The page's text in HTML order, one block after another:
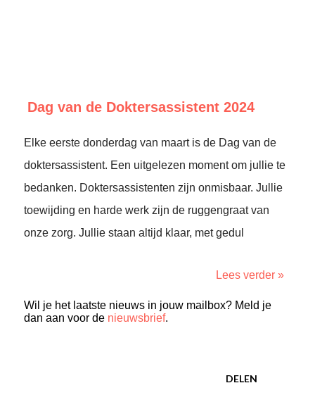
Dag van de Doktersassistent 2024
Elke eerste donderdag van maart is de Dag van de
doktersassistent. Een uitgelezen moment om jullie te
bedanken. Doktersassistenten zijn onmisbaar. Jullie
toewijding en harde werk zijn de ruggengraat van
onze zorg. Jullie staan altijd klaar, met gedul
Lees verder »
Wil je het laatste nieuws in jouw mailbox? Meld je
dan aan voor de nieuwsbrief.
DELEN